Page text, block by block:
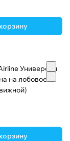
Универсал
на лобовое